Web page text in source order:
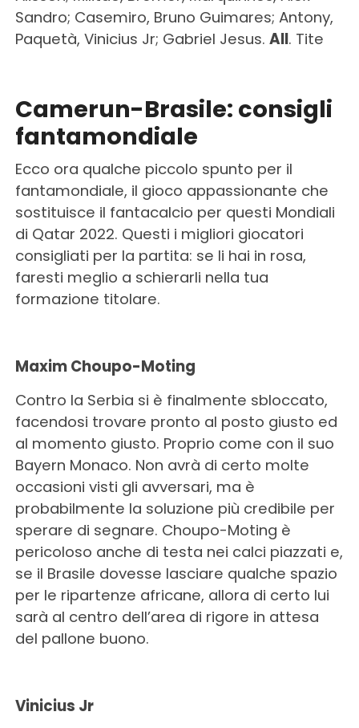
Sandro; Casemiro, Bruno Guimares; Antony,
Paquetà, Vinicius Jr; Gabriel Jesus. All. Tite
Camerun-Brasile: consigli
fantamondiale
Ecco ora qualche piccolo spunto per il
fantamondiale, il gioco appassionante che
sostituisce il fantacalcio per questi Mondiali
di Qatar 2022. Questi i migliori giocatori
consigliati per la partita: se li hai in rosa,
faresti meglio a schierarli nella tua
formazione titolare.
Maxim Choupo-Moting
Contro la Serbia si è finalmente sbloccato,
facendosi trovare pronto al posto giusto ed
al momento giusto. Proprio come con il suo
Bayern Monaco. Non avrà di certo molte
occasioni visti gli avversari, ma è
probabilmente la soluzione più credibile per
sperare di segnare. Choupo-Moting è
pericoloso anche di testa nei calci piazzati e,
se il Brasile dovesse lasciare qualche spazio
per le ripartenze africane, allora di certo lui
sarà al centro dell’area di rigore in attesa
del pallone buono.
Vinicius Jr